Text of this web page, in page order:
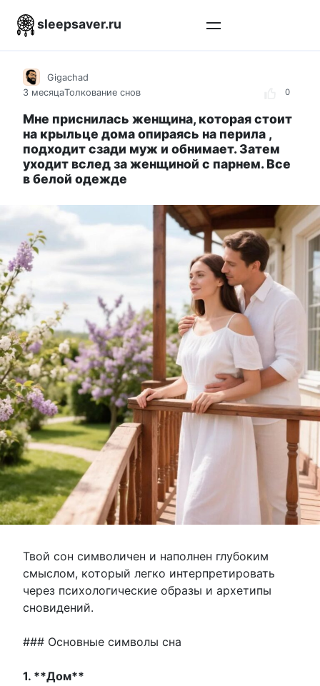
sleepsaver.ru
0
Gigachad
3 месяцаТолкование снов
Мне приснилась женщина, которая стоит
на крыльце дома опираясь на перила ,
подходит сзади муж и обнимает. Затем
уходит вслед за женщиной с парнем. Все
в белой одежде
Твой сон символичен и наполнен глубоким
смыслом, который легко интерпретировать
через психологические образы и архетипы
сновидений.
### Основные символы сна
1. **Дом**